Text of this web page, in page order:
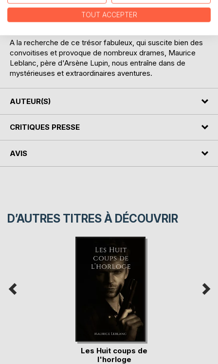
robore fortuna- la fortune est dans ... la fermeté d'âme.... la
force...ou le château de Roborey ?
A la recherche de ce trésor fabuleux, qui suscite bien des
convoitises et provoque de nombreux drames, Maurice
Leblanc, père d'Arsène Lupin, nous entraîne dans de
mystérieuses et extraordinaires aventures.
AUTEUR(S)
CRITIQUES PRESSE
AVIS
D’AUTRES TITRES À DÉCOUVRIR
Les Huit coups de
l'horloge
TOUT ACCEPTER